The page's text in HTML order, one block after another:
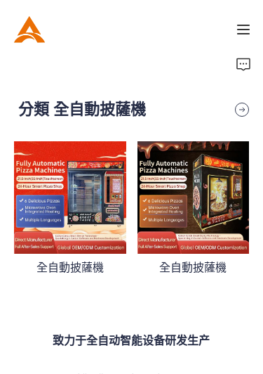
分類 全自動披薩機
全自動披薩機 全自動披薩機
致力于全自动智能设备研发生产
產品
關於我們
新聞